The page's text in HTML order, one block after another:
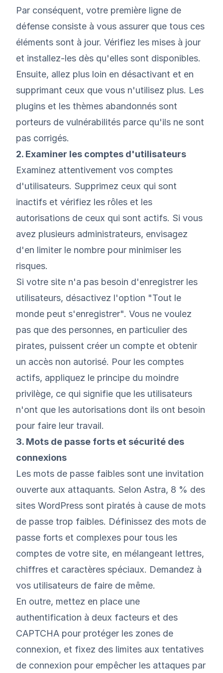
Par conséquent, votre première ligne de
défense consiste à vous assurer que tous ces
éléments sont à jour. Vérifiez les mises à jour
et installez-les dès qu'elles sont disponibles.
Ensuite, allez plus loin en désactivant et en
supprimant ceux que vous n'utilisez plus. Les
plugins et les thèmes abandonnés sont
porteurs de vulnérabilités parce qu'ils ne sont
pas corrigés.
2. Examiner les comptes d'utilisateurs
Examinez attentivement vos comptes
d'utilisateurs. Supprimez ceux qui sont
inactifs et vérifiez les rôles et les
autorisations de ceux qui sont actifs. Si vous
avez plusieurs administrateurs, envisagez
d'en limiter le nombre pour minimiser les
risques.
Si votre site n'a pas besoin d'enregistrer les
utilisateurs, désactivez l'option "Tout le
monde peut s'enregistrer". Vous ne voulez
pas que des personnes, en particulier des
pirates, puissent créer un compte et obtenir
un accès non autorisé. Pour les comptes
actifs, appliquez le principe du moindre
privilège, ce qui signifie que les utilisateurs
n'ont que les autorisations dont ils ont besoin
pour faire leur travail.
3. Mots de passe forts et sécurité des
connexions
Les mots de passe faibles sont une invitation
ouverte aux attaquants. Selon Astra, 8 % des
sites WordPress sont piratés à cause de mots
de passe trop faibles. Définissez des mots de
passe forts et complexes pour tous les
comptes de votre site, en mélangeant lettres,
chiffres et caractères spéciaux. Demandez à
vos utilisateurs de faire de même.
En outre, mettez en place une
authentification à deux facteurs et des
CAPTCHA pour protéger les zones de
connexion, et fixez des limites aux tentatives
de connexion pour empêcher les attaques par